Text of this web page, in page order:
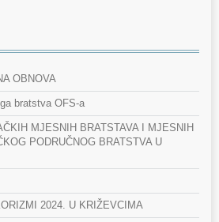
OBNOVA
bratstva OFS-a
MJESNIH BRATSTAVA I MJESNIH
PODRUČNOG BRATSTVA U
2024. U KRIŽEVCIMA